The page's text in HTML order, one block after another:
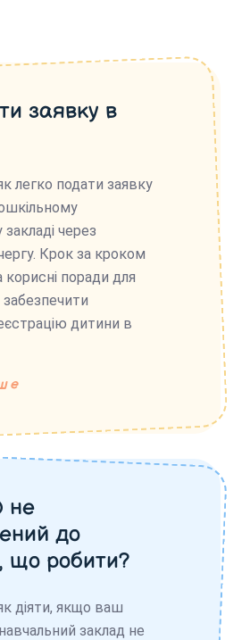
заявку в
легко подати заявку
через
Крок за кроком
корисні поради для
дитини в
не
до
що робити?
діяти, якщо ваш
заклад не